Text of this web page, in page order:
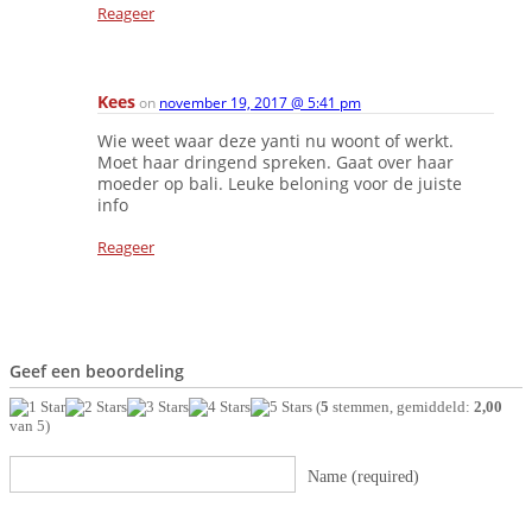
Reageer
Keeson november 19, 2017 @ 5:41 pm
Wie weet waar deze yanti nu woont of werkt.
Moet haar dringend spreken. Gaat over haar
moeder op bali. Leuke beloning voor de juiste
info
Reageer
Geef een beoordeling
(5 stemmen, gemiddeld: 2,00
van 5)
Name (required)